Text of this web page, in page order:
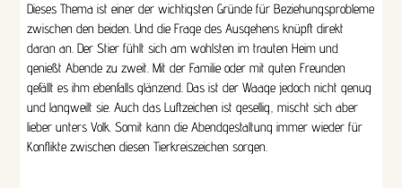
Dieses Thema ist einer der wichtigsten Gründe für Beziehungsprobleme
zwischen den beiden. Und die Frage des Ausgehens knüpft direkt
daran an. Der Stier fühlt sich am wohlsten im trauten Heim und
genießt Abende zu zweit. Mit der Familie oder mit guten Freunden
gefällt es ihm ebenfalls glänzend. Das ist der Waage jedoch nicht genug
und langweilt sie. Auch das Luftzeichen ist gesellig, mischt sich aber
lieber unters Volk. Somit kann die Abendgestaltung immer wieder für
Konflikte zwischen diesen Tierkreiszeichen sorgen.